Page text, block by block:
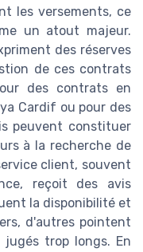
les versements, ce
un atout majeur.
des réserves
de ces contrats
des contrats en
Cardif ou pour des
peuvent constituer
à la recherche de
client, souvent
reçoit des avis
la disponibilité et
d'autres pointent
trop longs. En